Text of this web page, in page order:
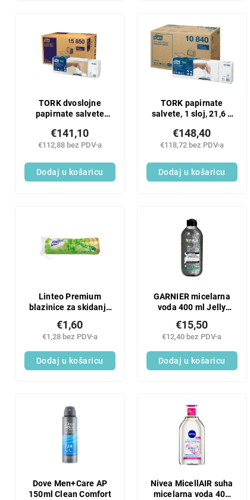
TORK dvoslojne
papirnate salvete
dozator N4 - 1
pakiranje
€112,88 bez PDV-a
€141,10
Dodaj u košaricu
TORK papirnate
salvete, 1 sloj, 21,6 x
N4 - 1 pakiranje
€118,72 bez PDV-a
€148,40
Dodaj u košaricu
Linteo Premium
blazinice za skidanje
80 kom.
€1,28 bez PDV-a
€1,60
Dodaj u košaricu
GARNIER micelarna
voda 400 ml Jelly
€12,40 bez PDV-a
€15,50
Dodaj u košaricu
Dove Men+Care AP
150ml Clean Comfort
Nivea MicellAIR suha
micelarna voda 400